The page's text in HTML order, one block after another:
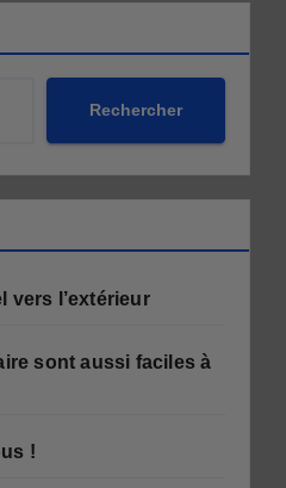
Rechercher
vers l’extérieur
sont aussi faciles à
!